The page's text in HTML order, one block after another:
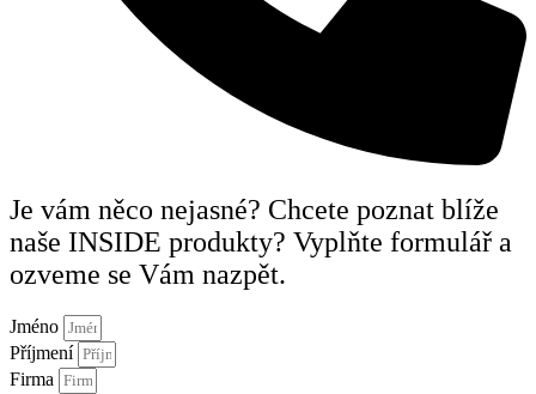
Je vám něco nejasné? Chcete poznat blíže
naše INSIDE produkty? Vyplňte formulář a
ozveme se Vám nazpět.
Jméno
Příjmení
Firma